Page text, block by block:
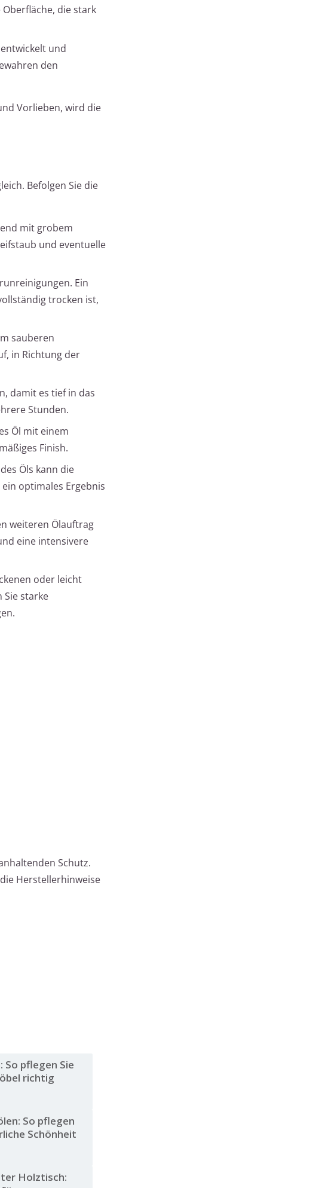
die stark
und
den
Vorlieben, wird die
Befolgen Sie die
mit grobem
und eventuelle
Ein
trocken ist,
sauberen
in Richtung der
damit es tief in das
Stunden.
Öl mit einem
Finish.
Öls kann die
optimales Ergebnis
weiteren Ölauftrag
eine intensivere
oder leicht
Sie starke
Schutz.
Herstellerhinweise
So pflegen Sie
richtig
So pflegen
Schönheit
Holztisch: